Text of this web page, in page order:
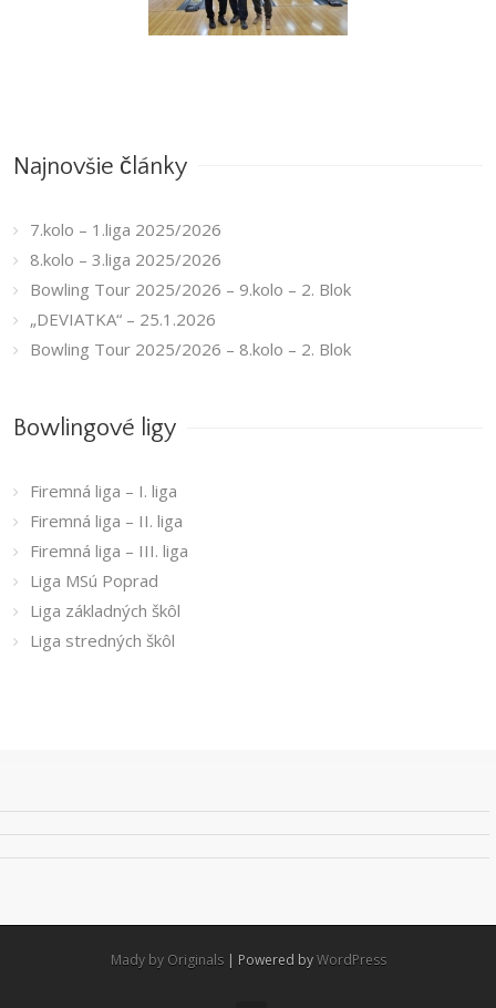
7.kolo – 1.liga
Najnovšie články
7.kolo – 1.liga 2025/2026
8.kolo – 3.liga 2025/2026
Bowling Tour 2025/2026 – 9.kolo – 2. Blok
„DEVIATKA“ – 25.1.2026
Bowling Tour 2025/2026 – 8.kolo – 2. Blok
Bowlingové ligy
Firemná liga – I. liga
Firemná liga – II. liga
Firemná liga – III. liga
Liga MSú Poprad
Liga základných škôl
Liga stredných škôl
Mady by Originals| Powered byWordPress